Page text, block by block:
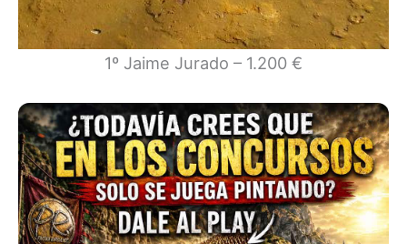
1º Jaime Jurado – 1.200 €